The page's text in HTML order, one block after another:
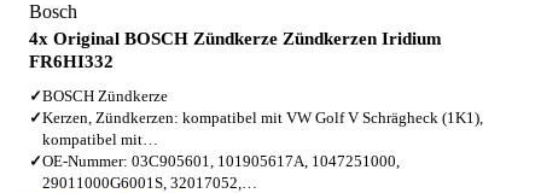
Bosch
4x Original BOSCH Zündkerze Zündkerzen Iridium
FR6HI332
✓BOSCH Zündkerze
✓Kerzen, Zündkerzen: kompatibel mit VW Golf V Schrägheck (1K1),
kompatibel mit…
✓OE-Nummer: 03C905601, 101905617A, 1047251000,
29011000G6001S, 32017052,…